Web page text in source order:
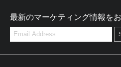
最新のマーケティング情報をお